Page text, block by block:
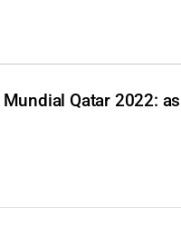
Mundial Qatar 2022: